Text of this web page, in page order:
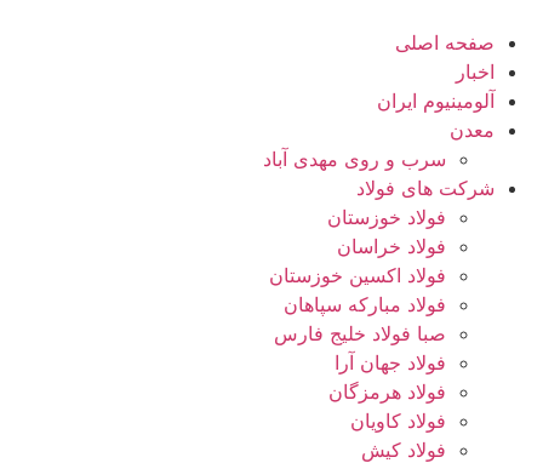
صفحه اصلی
اخبار
آلومینیوم ایران
معدن
سرب و روی مهدی آباد
شرکت های فولاد
فولاد خوزستان
فولاد خراسان
فولاد اکسین خوزستان
فولاد مبارکه سپاهان
صبا فولاد خلیج فارس
فولاد جهان آرا
فولاد هرمزگان
فولاد کاویان
فولاد کیش